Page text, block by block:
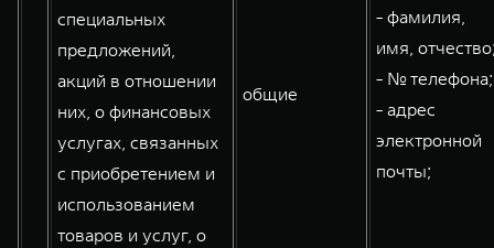
специальных
предложений,
акций в отношении
них, о финансовых
услугах, связанных
с приобретением и
использованием
товаров и услуг, о
общие
- фамилия,
имя,
- № телефона;
- адрес
электронной
почты;